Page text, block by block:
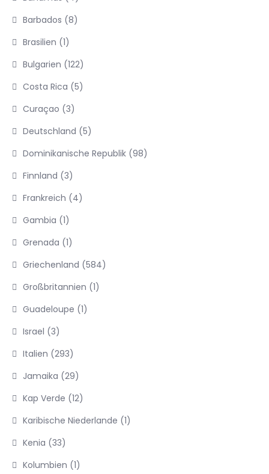
Barbados (8)
Brasilien (1)
Bulgarien (122)
Costa Rica (5)
Curaçao (3)
Deutschland (5)
Dominikanische Republik (98)
Finnland (3)
Frankreich (4)
Gambia (1)
Grenada (1)
Griechenland (584)
Großbritannien (1)
Guadeloupe (1)
Israel (3)
Italien (293)
Jamaika (29)
Kap Verde (12)
Karibische Niederlande (1)
Kenia (33)
Kolumbien (1)